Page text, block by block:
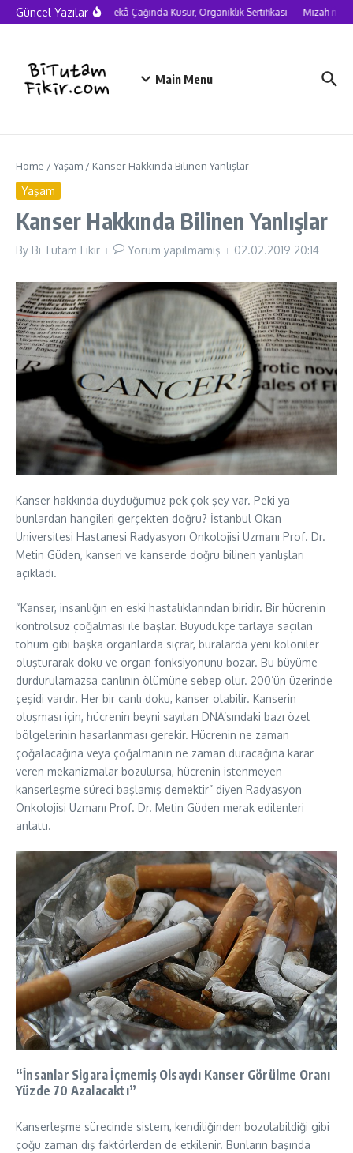
Skip to content
Güncel YazılarYapay Zekâ Çağında Kusur, Organiklik Sertifikası Mizah
Main Menu
Home /Yaşam / Kanser Hakkında Bilinen Yanlışlar
Yaşam
Kanser Hakkında Bilinen Yanlışlar
By Bi Tutam Fikir Yorum yapılmamış 02.02.2019 20:14
Kanser hakkında duyduğumuz pek çok şey var. Peki ya
bunlardan hangileri gerçekten doğru? İstanbul Okan
Üniversitesi Hastanesi Radyasyon Onkolojisi Uzmanı Prof. Dr.
Metin Güden, kanseri ve kanserde doğru bilinen yanlışları
açıkladı.
“Kanser, insanlığın en eski hastalıklarından biridir. Bir hücrenin
kontrolsüz çoğalması ile başlar. Büyüdükçe tarlaya saçılan
tohum gibi başka organlarda sıçrar, buralarda yeni koloniler
oluşturarak doku ve organ fonksiyonunu bozar. Bu büyüme
durdurulamazsa canlının ölümüne sebep olur. 200’ün üzerinde
çeşidi vardır. Her bir canlı doku, kanser olabilir. Kanserin
oluşması için, hücrenin beyni sayılan DNA’sındaki bazı özel
bölgelerinin hasarlanması gerekir. Hücrenin ne zaman
çoğalacağına veya çoğalmanın ne zaman duracağına karar
veren mekanizmalar bozulursa, hücrenin istenmeyen
kanserleşme süreci başlamış demektir” diyen Radyasyon
Onkolojisi Uzmanı Prof. Dr. Metin Güden merak edilenleri
anlattı.
“İnsanlar Sigara İçmemiş Olsaydı Kanser Görülme Oranı
Yüzde 70 Azalacaktı”
Kanserleşme sürecinde sistem, kendiliğinden bozulabildiği gibi
çoğu zaman dış faktörlerden de etkilenir. Bunların başında